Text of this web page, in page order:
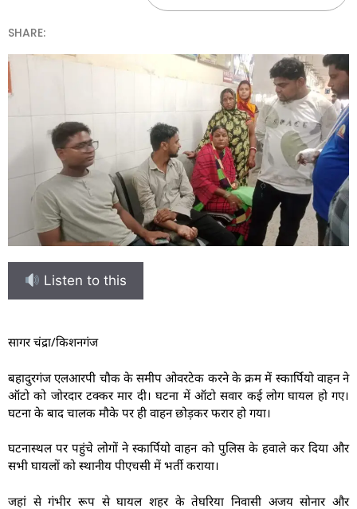
SHARE:
Listen to this
सागर चंद्रा/किशनगंज
बहादुरगंज एलआरपी चौक के समीप ओवरटेक करने के क्रम में स्कार्पियो वाहन ने
ऑटो को जोरदार टक्कर मार दी। घटना में ऑटो सवार कई लोग घायल हो गए।
घटना के बाद चालक मौके पर ही वाहन छोड़कर फरार हो गया।
घटनास्थल पर पहुंचे लोगों ने स्कार्पियो वाहन को पुलिस के हवाले कर दिया और
सभी घायलों को स्थानीय पीएचसी में भर्ती कराया।
जहां से गंभीर रूप से घायल शहर के तेघरिया निवासी अजय सोनार और